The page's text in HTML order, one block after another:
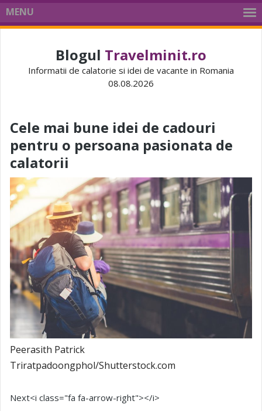
MENU
Blogul Travelminit.ro
Informatii de calatorie si idei de vacante in Romania
08.08.2026
Cele mai bune idei de cadouri
pentru o persoana pasionata de
calatorii
Peerasith Patrick
Triratpadoongphol/Shutterstock.com
Next<i class="fa fa-arrow-right"></i>